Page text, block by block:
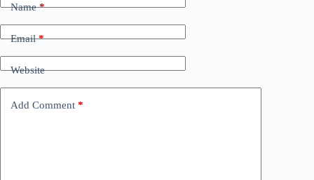
Name*
Email*
Website
Add Comment *